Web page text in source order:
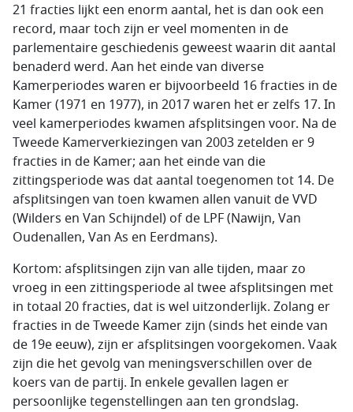
21 fracties lijkt een enorm aantal, het is dan ook een
record, maar toch zijn er veel momenten in de
parlementaire geschiedenis geweest waarin dit aantal
benaderd werd. Aan het einde van diverse
Kamerperiodes waren er bijvoorbeeld 16 fracties in de
Kamer (1971 en 1977), in 2017 waren het er zelfs 17. In
veel kamerperiodes kwamen afsplitsingen voor. Na de
Tweede Kamerverkiezingen van 2003 zetelden er 9
fracties in de Kamer; aan het einde van die
zittingsperiode was dat aantal toegenomen tot 14. De
afsplitsingen van toen kwamen allen vanuit de VVD
(Wilders en Van Schijndel) of de LPF (Nawijn, Van
Oudenallen, Van As en Eerdmans).
Kortom: afsplitsingen zijn van alle tijden, maar zo
vroeg in een zittingsperiode al twee afsplitsingen met
in totaal 20 fracties, dat is wel uitzonderlijk. Zolang er
fracties in de Tweede Kamer zijn (sinds het einde van
de 19e eeuw), zijn er afsplitsingen voorgekomen. Vaak
zijn die het gevolg van meningsverschillen over de
koers van de partij. In enkele gevallen lagen er
persoonlijke tegenstellingen aan ten grondslag.